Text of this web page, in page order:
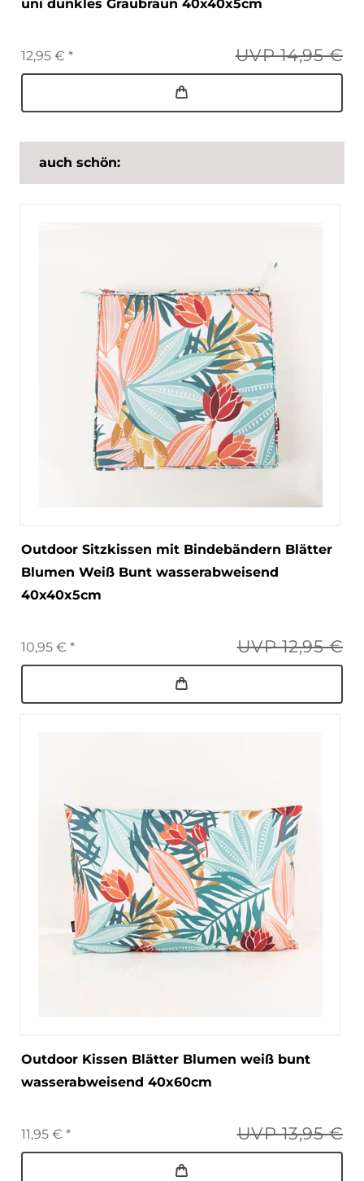
uni dunkles Graubraun 40x40x5cm
UVP 14,95 €
12,95 € *
auch schön:
Outdoor Sitzkissen mit Bindebändern Blätter
Blumen Weiß Bunt wasserabweisend
40x40x5cm
UVP 12,95 €
10,95 € *
Outdoor Kissen Blätter Blumen weiß bunt
wasserabweisend 40x60cm
UVP 13,95 €
11,95 € *